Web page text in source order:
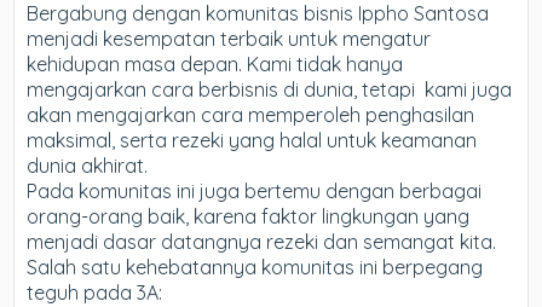
Bergabung dengan komunitas bisnis Ippho Santosa
menjadi kesempatan terbaik untuk mengatur
kehidupan masa depan. Kami tidak hanya
mengajarkan cara berbisnis di dunia, tetapi kami juga
akan mengajarkan cara memperoleh penghasilan
maksimal, serta rezeki yang halal untuk keamanan
dunia akhirat.
Pada komunitas ini juga bertemu dengan berbagai
orang-orang baik, karena faktor lingkungan yang
menjadi dasar datangnya rezeki dan semangat kita.
Salah satu kehebatannya komunitas ini berpegang
teguh pada 3A: